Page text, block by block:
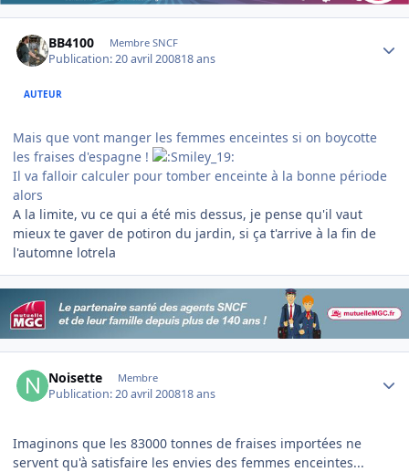
BB4100 Membre SNCF
Publication:20 avril 200818 ans
AUTEUR
Mais que vont manger les femmes enceintes si on boycotte
les fraises d'espagne !
Il va falloir calculer pour tomber enceinte à la bonne période
alors
A la limite, vu ce qui a été mis dessus, je pense qu'il vaut
mieux te gaver de potiron du jardin, si ça t'arrive à la fin de
l'automne lotrela
Noisette Membre
Publication:20 avril 200818 ans
Imaginons que les 83000 tonnes de fraises importées ne
servent qu'à satisfaire les envies des femmes enceintes...